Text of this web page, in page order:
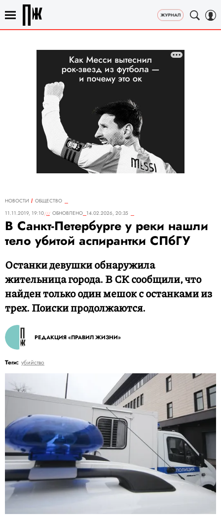
НОВОСТИ
ОБЩЕСТВО
11.11.2019, 19:10
ОБНОВЛЕНО 14.02.2026, 20:35
В Санкт-Петербурге у реки нашли
тело убитой аспирантки СПбГУ
Останки девушки обнаружила
жительница города. В СК сообщили, что
найден только один мешок с останками из
трех. Поиски продолжаются.
РЕДАКЦИЯ «ПРАВИЛ ЖИЗНИ»
Теги: убийство